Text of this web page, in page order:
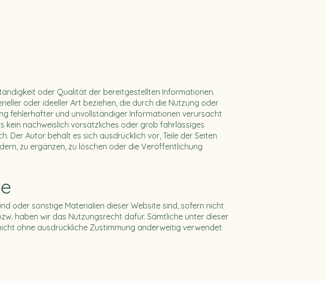
oder Qualität der bereitgestellten Informationen.
oder ideeller Art beziehen, die durch die Nutzung oder
fehlerhafter und unvollständiger Informationen verursacht
kein nachweislich vorsätzliches oder grob fahrlässiges
Der Autor behält es sich ausdrücklich vor, Teile der Seiten
zu ergänzen, zu löschen oder die Veröffentlichung
oder sonstige Materialien dieser Website sind, sofern nicht
haben wir das Nutzungsrecht dafür. Sämtliche unter dieser
ohne ausdrückliche Zustimmung anderweitig verwendet